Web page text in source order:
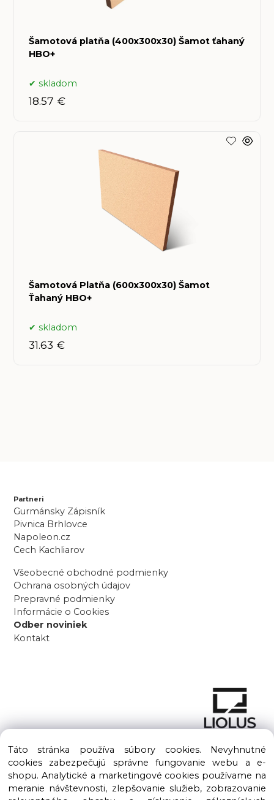
Šamotová platňa (400x300x30) Šamot ťahaný
HBO+
skladom
18.57 €
Šamotová Platňa (600x300x30) Šamot
Ťahaný HBO+
skladom
31.63 €
Partneri
Gurmánsky Zápisník
Pivnica Brhlovce
Napoleon.cz
Cech Kachliarov
Všeobecné obchodné podmienky
Ochrana osobných údajov
Prepravné podmienky
Informácie o Cookies
Odber noviniek
Kontakt
Táto stránka používa súbory cookies. Nevyhnutné
cookies zabezpečujú správne fungovanie webu a e-
shopu. Analytické a marketingové cookies používame na
meranie návštevnosti, zlepšovanie služieb, zobrazovanie